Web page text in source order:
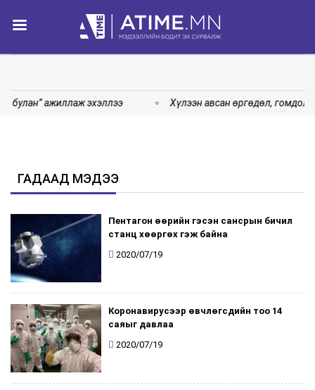
булан” ажиллаж эхэллээ Хүлээн авсан өргөдөл,
ГАДААД МЭДЭЭ
Пентагон өөрийн гэсэн сансрын бичил
станц хөөргөх гэж байна
2020/07/19
Коронавирусээр өвчлөгсдийн тоо 14
саяыг давлаа
2020/07/19